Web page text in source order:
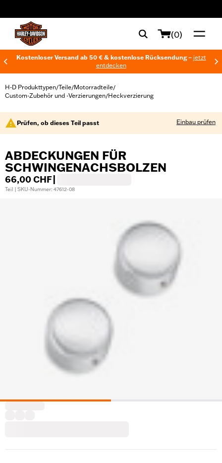
(0)
Kostenloser Versand ab 50 € & kostenlose Rücksendung – jetzt
entdecken
H-D Produkttypen/Teile/Motorradteile/
Custom-Zubehör und -Verzierungen/Heckverzierung
Prüfen, ob dieses Teil passt Einbau prüfen
ABDECKUNGEN FÜR
SCHWINGENACHSBOLZEN
66,00 CHF
Teil | SKU-Nummer: 47612-08